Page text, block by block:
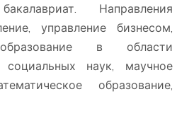
Направления
управление бизнесом,
в области
наук, маучное
образование,